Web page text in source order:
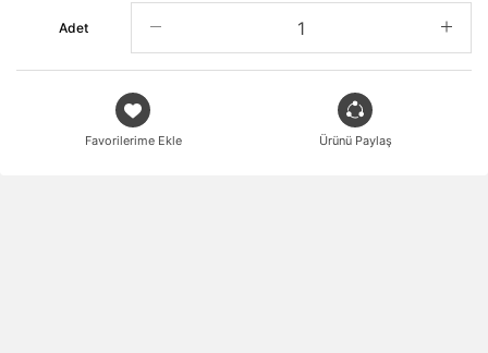
Adet
Favorilerime Ekle Ürünü Paylaş